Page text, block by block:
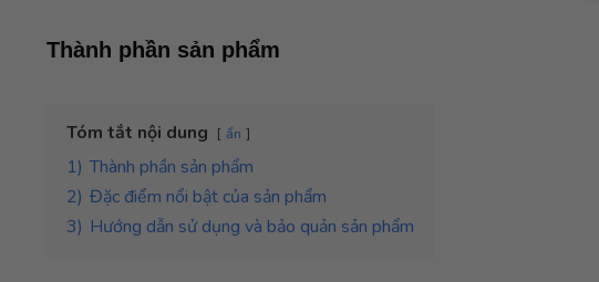
Thành phần sản phẩm
Tóm tắt nội dung ẩn
1) Thành phần sản phẩm
2) Đặc điểm nổi bật của sản phẩm
3) Hướng dẫn sử dụng và bảo quản sản phẩm